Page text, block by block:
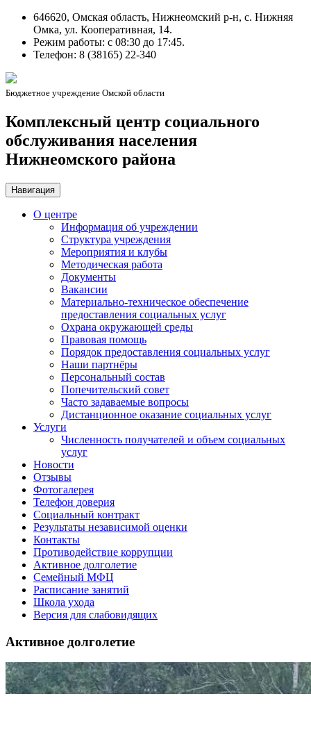
646620, Омская область, Нижнеомский р-н, с. Нижняя
Омка, ул. Кооперативная, 14.
Режим работы: c 08:30 до 17:45.
Телефон: 8 (38165) 22-340
Бюджетное учреждение Омской области
Комплексный центр социального
обслуживания населения
Нижнеомского района
Навигация
О центре
Информация об учреждении
Структура учреждения
Мероприятия и клубы
Методическая работа
Документы
Вакансии
Материально-техническое обеспечение
предоставления социальных услуг
Охрана окружающей среды
Правовая помощь
Порядок предоставления социальных услуг
Наши партнёры
Персональный состав
Попечительский совет
Часто задаваемые вопросы
Дистанционное оказание социальных услуг
Услуги
Численность получателей и объем социальных
услуг
Новости
Отзывы
Фотогалерея
Телефон доверия
Социальный контракт
Результаты независимой оценки
Контакты
Противодействие коррупции
Активное долголетие
Семейный МФЦ
Расписание занятий
Школа ухода
Версия для слабовидящих
Активное долголетие